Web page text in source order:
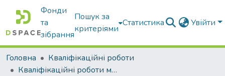
Фонди
та
зібрання
Пошук за
критеріями
Статистика Увійти
Головна
Кваліфікаційні роботи
Кваліфікаційні роботи магістрів